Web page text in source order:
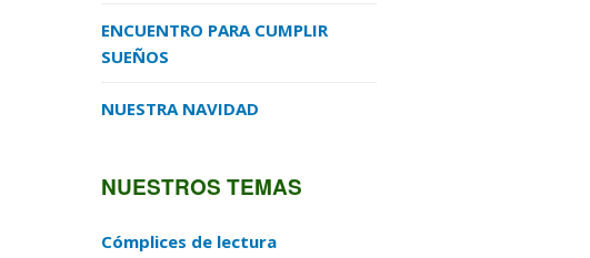
ENCUENTRO PARA CUMPLIR
SUEÑOS
NUESTRA NAVIDAD
NUESTROS TEMAS
Cómplices de lectura